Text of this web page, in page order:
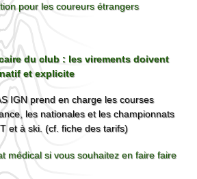
pour les coureurs étrangers
du club : les virements doivent
et explicite
IGN prend en charge les courses
les nationales et les championnats
et à ski. (cf. fiche des tarifs)
médical si vous souhaitez en faire faire